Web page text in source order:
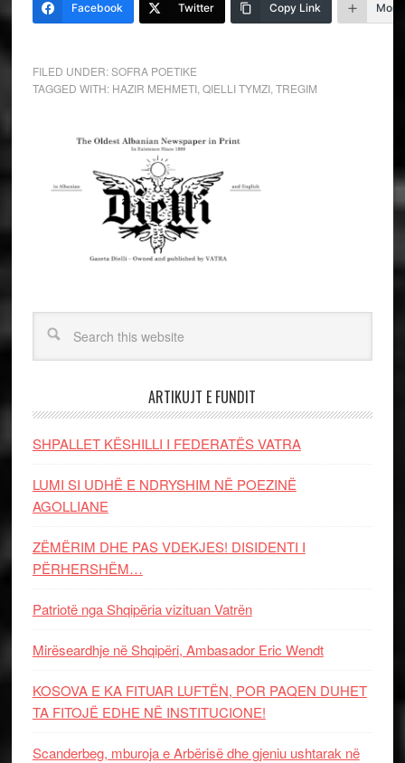
Facebook Twitter Copy Link More
FILED UNDER:SOFRA POETIKE
TAGGED WITH: HAZIR MEHMETI, QIELLI TYMZI, TREGIM
ARTIKUJT E FUNDIT
SHPALLET KËSHILLI I FEDERATËS VATRA
LUMI SI UDHË E NDRYSHIM NË POEZINË
AGOLLIANE
ZËMËRIM DHE PAS VDEKJES! DISIDENTI I
PËRHERSHËM…
Patriotë nga Shqipëria vizituan Vatrën
Mirëseardhje në Shqipëri, Ambasador Eric Wendt
KOSOVA E KA FITUAR LUFTËN, POR PAQEN DUHET
TA FITOJË EDHE NË INSTITUCIONE!
Scanderbeg, mburoja e Arbërisë dhe gjeniu ushtarak në